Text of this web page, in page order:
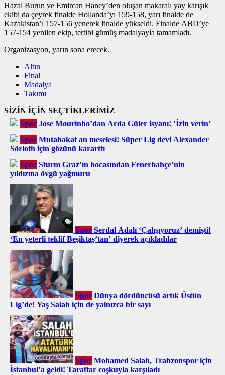
Hazal Burun ve Emircan Haney’den oluşan makaralı yay karışık
ekibi da çeyrek finalde Hollanda’yı 159-158, yarı finalde de
Kazakistan’ı 157-156 yenerek finalde yükseldi. Finalde ABD’ye
157-154 yenilen ekip, tertibi gümüş madalyayla tamamladı.
Organizasyon, yarın sona erecek.
Altın
Final
Madalya
Takımı
SİZİN İÇİN SEÇTİKLERİMİZ
Spor Jose Mourinho’dan Arda Güler isyanı! ‘İzin verin’
Spor Mutabakat an meselesi! Süper Lig devi Alexander
Sörloth için gözünü kararttı
Spor Sturm Graz’ın hocasından Fenerbahçe’nin
yıldızına övgü yağmuru
Spor Serdal Adalı ‘Çalışıyoruz’ demişti!
‘En yeterli teklif Beşiktaş’tan’ diyerek açıkladılar
Spor Dünya dördüncüsü artık Üstün
Lig’de! Yaş Salah için de yalnızca bir sayı
Spor Mohamed Salah, Trabzonspor için
İstanbul’a geldi! Taraftar coşkuyla karşıladı